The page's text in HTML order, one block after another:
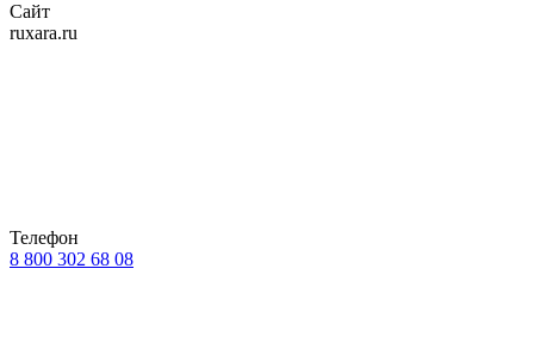
Сайт
ruxara.ru
Телефон
8 800 302 68 08